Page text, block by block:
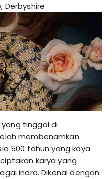
Derbyshire
tinggal di
membenamkan
500 tahun yang kaya
karya yang
indra. Dikenal dengan